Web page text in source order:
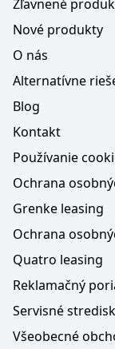
Zľavnené
Nové produkty
O nás
Alternatívne
Blog
Kontakt
Používanie
Ochrana
Grenke leasing
Ochrana
Quatro leasing
Reklamačný
Servisné
Všeobecné